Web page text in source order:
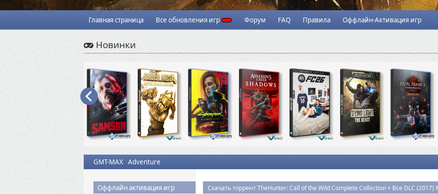
Главная страница Все обновления игр Форум FAQ Правила Оффлайн-Активация игр
Новинки
GMT-MAX Adventure
Оффлайн активация игр